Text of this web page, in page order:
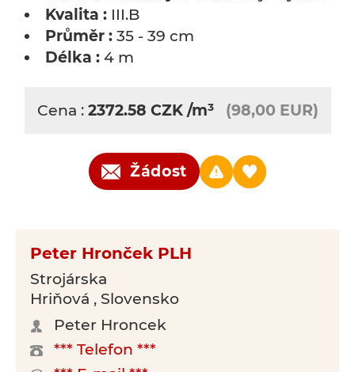
Kvalita :III.B
Průměr :35 - 39 cm
Délka :4 m
Cena : 2372.58 CZK/m³ (98,00 EUR)
Žádost
Peter Hronček PLH
Strojárska
Hriňová , Slovensko
Peter Hroncek
*** Telefon ***